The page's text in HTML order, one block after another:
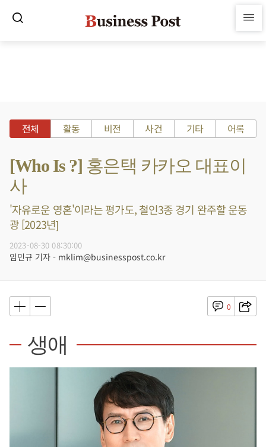
전체 활동 비전 사건 기타 어록
[Who Is ?] 홍은택 카카오 대표이
사
'자유로운 영혼'이라는 평가도, 철인3종 경기 완주할 운동
광 [2023년]
2023-08-30 08:30:00
임민규 기자 - mklim@businesspost.co.kr
0
생애